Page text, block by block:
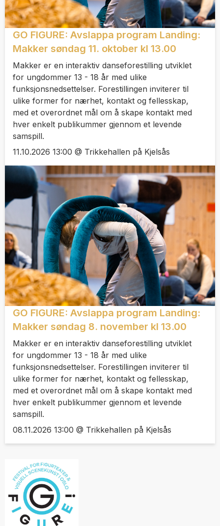
GO FIGURE: Avslappa program Landing:
Makker søndag 11. oktober kl 13.00
Makker er en interaktiv danseforestilling utviklet
for ungdommer 13 - 18 år med ulike
funksjonsnedsettelser. Forestillingen inviterer til
ulike former for nærhet, kontakt og fellesskap,
med et overordnet mål om å skape kontakt med
hver enkelt publikummer gjennom et levende
samspill.
11.10.2026 13:00 @ Trikkehallen på Kjelsås
GO FIGURE: Avslappa program Landing:
Makker søndag 8. november kl 13.00
Makker er en interaktiv danseforestilling utviklet
for ungdommer 13 - 18 år med ulike
funksjonsnedsettelser. Forestillingen inviterer til
ulike former for nærhet, kontakt og fellesskap,
med et overordnet mål om å skape kontakt med
hver enkelt publikummer gjennom et levende
samspill.
08.11.2026 13:00 @ Trikkehallen på Kjelsås